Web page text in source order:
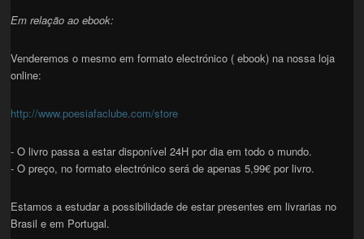
Em relação ao ebook:
Venderemos o mesmo em formato electrónico ( ebook) na nossa loja
online:
http://www.poesiafaclube.com/store
- O livro passa a estar disponível 24H por dia em todo o mundo.
- O preço, no formato electrónico será de apenas 5,99€ por livro.
Estamos a estudar a possibilidade de estar presentes em livrarias no
Brasil e em Portugal.